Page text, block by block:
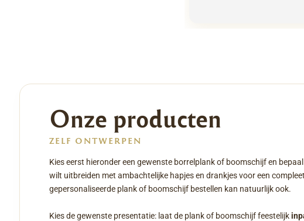
Onze producten
ZELF ONTWERPEN
Kies eerst hieronder een gewenste borrelplank of boomschijf en
wilt uitbreiden met ambachtelijke hapjes en drankjes voor een
gepersonaliseerde plank of boomschijf bestellen kan natuurlijk ook.
Kies de gewenste presentatie: laat de plank of boomschijf feestelijk